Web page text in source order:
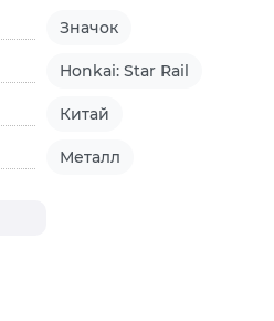
Значок
Honkai: Star Rail
Китай
Металл